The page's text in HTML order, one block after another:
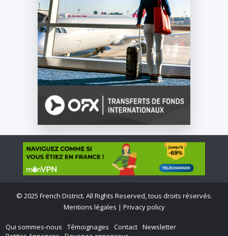
© 2025 French District. All Rights Reserved, tous droits réservés.
Mentions légales | Privacy policy
Qui sommes-nous Témoignages Contact Newsletter